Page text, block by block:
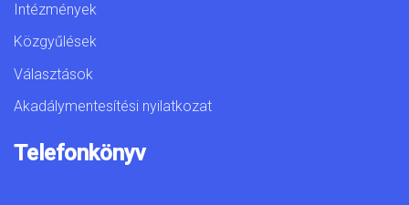
Intézmények
Közgyűlések
Választások
Akadálymentesítési nyilatkozat
Telefonkönyv